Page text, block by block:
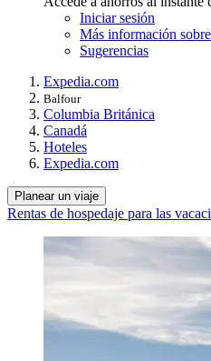
Iniciar sesión
Más información
Sugerencias
Expedia.com
Balfour
Columbia Británica
Canadá
Hoteles
Expedia.com
Planear un viaje
Rentas de hospedaje para las